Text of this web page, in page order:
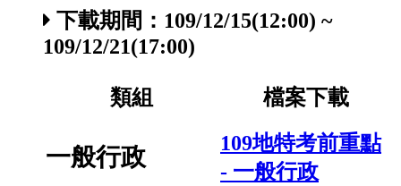
下載期間： 109/12/15(12:00) ~
109/12/21(17:00)
類組 檔案下載
一般行政
109地特考前重點
- 一般行政